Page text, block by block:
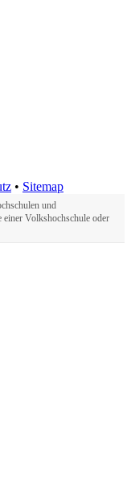
• Sitemap
und
einer Volkshochschule oder